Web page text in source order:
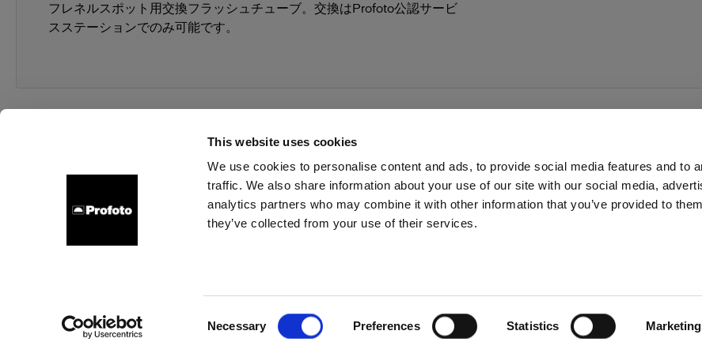
This website uses cookies
We use cookies to personalise content and ads, to provide social media features and to
traffic. We also share information about your use of our site with our social media,
analytics partners who may combine it with other information that you’ve provided to
they’ve collected from your use of their services.
Necessary Preferences Statistics Marketing
フレネルスポット用交換フラッシュチューブ。交換はProfoto公認サービ
スステーションでのみ可能です。
会社概要 お問い合わせ サポート 採用情報 プレス 投資家の皆様へ Share the Light
Copyright (C) 1968-2025 Profoto AB 無断複写・転載を禁じます。